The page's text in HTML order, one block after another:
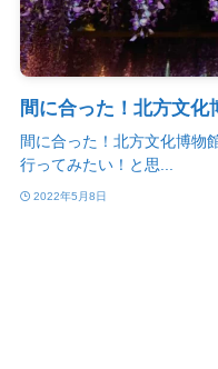
間に合った！北方文化
間に合った！北方文化博物
行ってみたい！と思...
2022年5月8日